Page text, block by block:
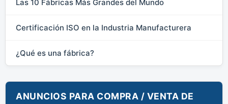
Las 10 Fábricas Más Grandes del Mundo
Certificación ISO en la Industria Manufacturera
¿Qué es una fábrica?
ANUNCIOS PARA COMPRA / VENTA DE